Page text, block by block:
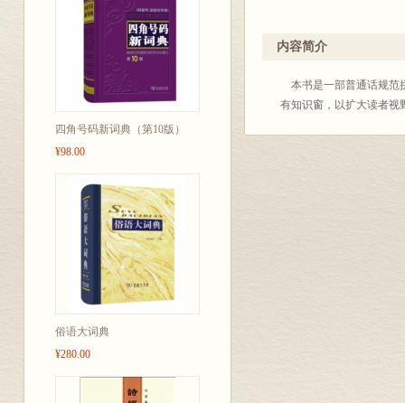
四角号码新词典（第10版）
¥98.00
俗语大词典
¥280.00
内容简介
本书是一部普通话规范
有知识窗，以扩大读者视